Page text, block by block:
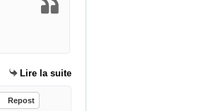
Lire la suite
Repost